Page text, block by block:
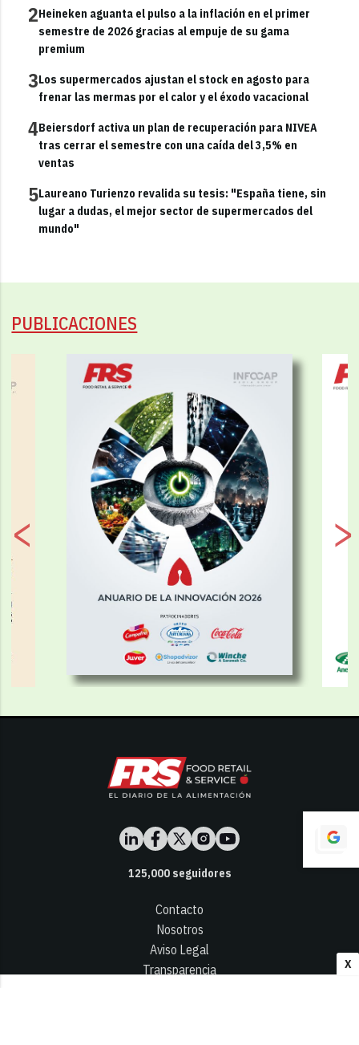
X
2Heineken aguanta el pulso a la inflación en el primer
semestre de 2026 gracias al empuje de su gama
premium
3Los supermercados ajustan el stock en agosto para
frenar las mermas por el calor y el éxodo vacacional
4Beiersdorf activa un plan de recuperación para NIVEA
tras cerrar el semestre con una caída del 3,5% en
ventas
5Laureano Turienzo revalida su tesis: "España tiene, sin
lugar a dudas, el mejor sector de supermercados del
mundo"
PUBLICACIONES
125,000seguidores
Contacto
Nosotros
Aviso Legal
Transparencia